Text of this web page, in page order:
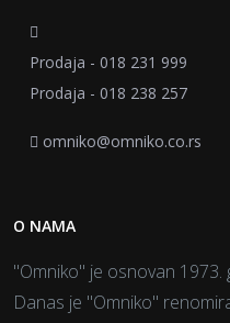
Prodaja - 018 231 999
Prodaja - 018 238 257
omniko@omniko.co.rs
O NAMA
"Omniko" je osnovan
Danas je "Omniko"